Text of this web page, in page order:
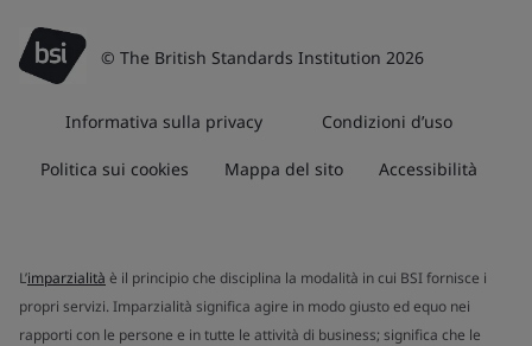
© The British Standards Institution 2026
Informativa sulla privacy Condizioni d’uso
Politica sui cookies Mappa del sito Accessibilità
L’imparzialità è il principio che disciplina la modalità in cui BSI fornisce i
propri servizi. Imparzialità significa agire in modo giusto ed equo nei
rapporti con le persone e in tutte le attività di business; significa che le